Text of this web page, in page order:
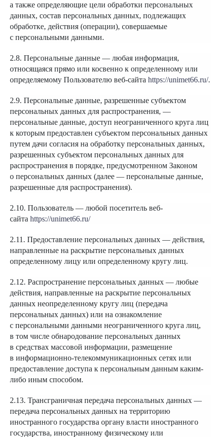
а также определяющие цели обработки персональных
данных, состав персональных данных, подлежащих
обработке, действия (операции), совершаемые
с персональными данными.
2.8. Персональные данные — любая информация,
относящаяся прямо или косвенно к определенному или
определяемому Пользователю веб-сайта https://unimet66.ru/.
2.9. Персональные данные, разрешенные субъектом
персональных данных для распространения, —
персональные данные, доступ неограниченного круга лиц
к которым предоставлен субъектом персональных данных
путем дачи согласия на обработку персональных данных,
разрешенных субъектом персональных данных для
распространения в порядке, предусмотренном Законом
о персональных данных (далее — персональные данные,
разрешенные для распространения).
2.10. Пользователь — любой посетитель веб-
сайта https://unimet66.ru/
2.11. Предоставление персональных данных — действия,
направленные на раскрытие персональных данных
определенному лицу или определенному кругу лиц.
2.12. Распространение персональных данных — любые
действия, направленные на раскрытие персональных
данных неопределенному кругу лиц (передача
персональных данных) или на ознакомление
с персональными данными неограниченного круга лиц,
в том числе обнародование персональных данных
в средствах массовой информации, размещение
в информационно-телекоммуникационных сетях или
предоставление доступа к персональным данным каким-
либо иным способом.
2.13. Трансграничная передача персональных данных —
передача персональных данных на территорию
иностранного государства органу власти иностранного
государства, иностранному физическому или